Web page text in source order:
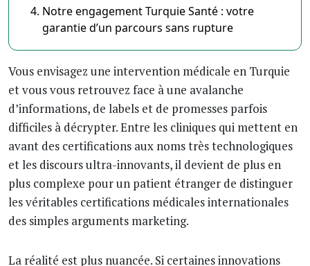
Notre engagement Turquie Santé : votre
garantie d’un parcours sans rupture
Vous envisagez une intervention médicale en Turquie
et vous vous retrouvez face à une avalanche
d’informations, de labels et de promesses parfois
difficiles à décrypter. Entre les cliniques qui mettent en
avant des certifications aux noms très technologiques
et les discours ultra-innovants, il devient de plus en
plus complexe pour un patient étranger de distinguer
les véritables certifications médicales internationales
des simples arguments marketing.
La réalité est plus nuancée. Si certaines innovations